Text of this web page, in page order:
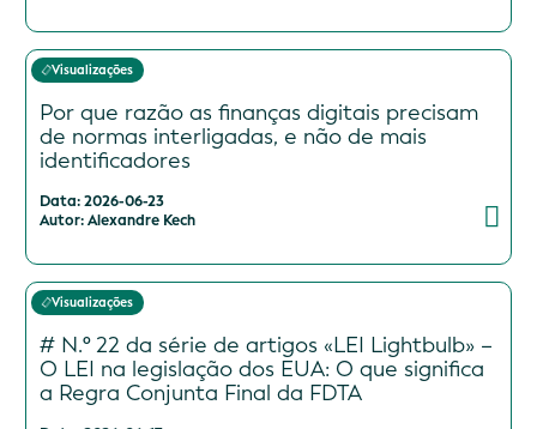
Visualizações
Por que razão as finanças digitais precisam
de normas interligadas, e não de mais
identificadores
Data: 2026-06-23
Autor: Alexandre Kech
Visualizações
# N.º 22 da série de artigos «LEI Lightbulb» –
O LEI na legislação dos EUA: O que significa
a Regra Conjunta Final da FDTA